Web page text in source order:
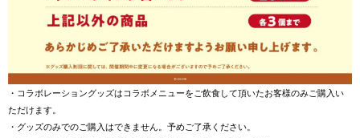
・コラボレーショングッズはコラボメニューをご飲食して頂いたお客様のみご購入い
ただけます。
・グッズのみでのご購入はできません。予めご了承ください。